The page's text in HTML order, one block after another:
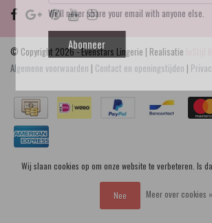
© Copyright 2026 - Evenstars Lingerie | Realisatie
Algemene voorwaarden | Contact en openingstijden |
We'll never share your email with anyone else.
Abonneer
Wij slaan cookies op om onze website te verbeteren. Is
Nee Meer over cookies »